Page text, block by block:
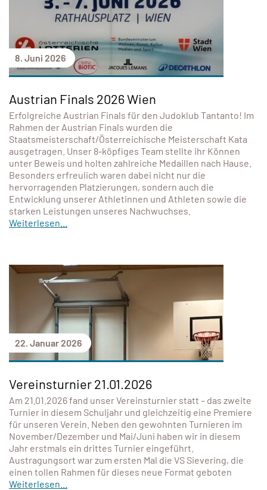
8. Juni 2026
Austrian Finals 2026 Wien
Erfolgreiche Austrian Finals für den Judoklub Tantanto! Im
Rahmen der Austrian Finals wurden die
Staatsmeisterschaft/Österreichische Meisterschaft Kata
ausgetragen. Unser 8-köpfiges Team stellte ihr Können
unter Beweis und holten zahlreiche Medaillen nach Hause.
Besonders erfreulich waren dabei nicht nur die
hervorragenden Platzierungen, sondern auch die
Entwicklung unserer Athletinnen und Athleten sowie die
starken Leistungen unseres Nachwuchses.
Weiterlesen...
22. Januar 2026
Vereinsturnier 21.01.2026
Am 21.01.2026 fand unser Vereinsturnier statt – das zweite
Turnier in diesem Schuljahr und gleichzeitig eine Premiere
für unseren Verein. Neben den gewohnten Turnieren im
November/Dezember und Mai/Juni haben wir in diesem
Jahr erstmals ein drittes Turnier eingeführt.
Austragungsort war zum ersten Mal die VS Sievering, die
einen tollen Rahmen für dieses neue Format geboten
Weiterlesen...